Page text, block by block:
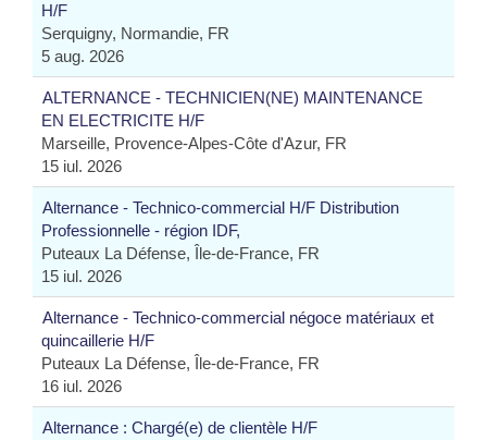
H/F
Serquigny, Normandie, FR
5 aug. 2026
ALTERNANCE - TECHNICIEN(NE) MAINTENANCE
EN ELECTRICITE H/F
Marseille, Provence-Alpes-Côte d'Azur, FR
15 iul. 2026
Alternance - Technico-commercial H/F Distribution
Professionnelle - région IDF,
Puteaux La Défense, Île-de-France, FR
15 iul. 2026
Alternance - Technico-commercial négoce matériaux et
quincaillerie H/F
Puteaux La Défense, Île-de-France, FR
16 iul. 2026
Alternance : Chargé(e) de clientèle H/F